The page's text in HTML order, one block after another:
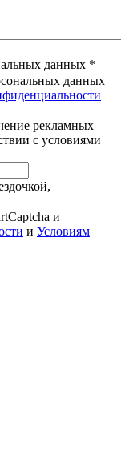
данных *
данных
рекламных
с условиями
и
и Условиям